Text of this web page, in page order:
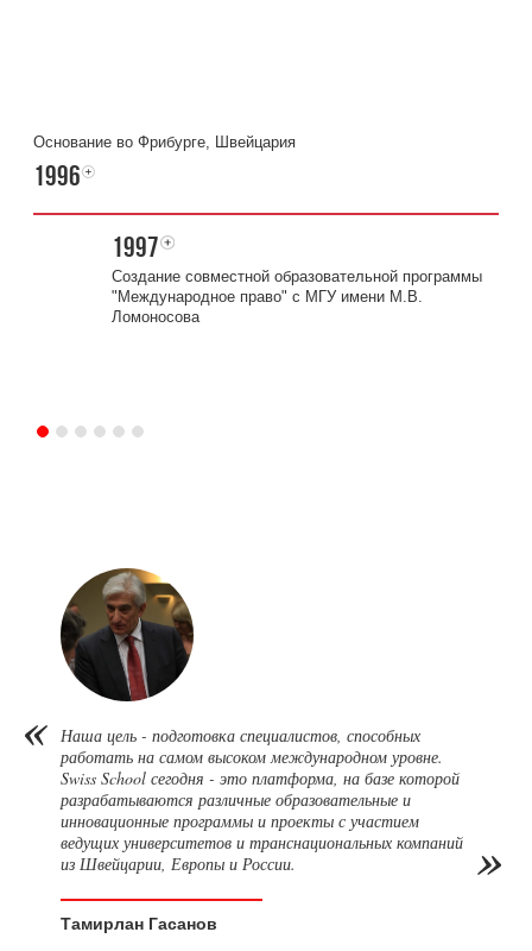
Основание во Фрибурге, Швейцария
1996
1997
Создание совместной образовательной программы
"Международное право" с МГУ имени М.В.
Ломоносова
Наша цель - подготовка специалистов, способных
работать на самом высоком международном уровне.
Swiss School сегодня - это платформа, на базе которой
разрабатываются различные образовательные и
инновационные программы и проекты с участием
ведущих университетов и транснациональных компаний
из Швейцарии, Европы и России.
Тамирлан Гасанов